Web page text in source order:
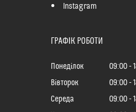
Instagram
ГРАФІК РОБОТИ
Понеділок 09:00
Вівторок
09:00
Середа
09:00